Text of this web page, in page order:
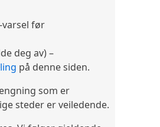
før
deg av) –
på denne siden.
som er
steder er veiledende.